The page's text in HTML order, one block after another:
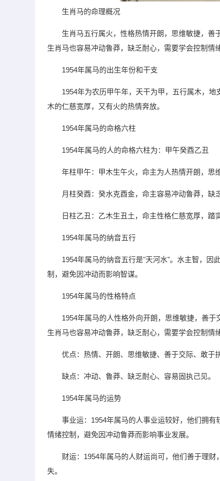
生肖马的命理概况
生肖马五行属火，性格热情开朗，思维敏捷，
生肖马也容易冲动鲁莽，缺乏耐心，需要学会控制情绪
1954年属马的出生年份和干支
1954年为农历甲午年，天干为甲，五行属木，
木的仁慈宽厚，又有火的热情奔放。
1954年属马的命格六柱
1954年属马的人的命格六柱为：甲午癸酉乙丑
年柱甲午：甲木生午火，命主为人热情开朗，思
月柱癸酉：癸水克酉金，命主容易冲动鲁莽，缺
日柱乙丑：乙木生丑土，命主性格仁慈宽厚，踏
1954年属马的纳音五行
1954年属马的纳音五行是"天河水"。水主智，因
制，避免因冲动而影响智谋。
1954年属马的性格特点
1954年属马的人性格外向开朗，思维敏捷，善
生肖马也容易冲动鲁莽，缺乏耐心，需要学会控制情绪
优点：热情、开朗、思维敏捷、善于交际、敢于
缺点：冲动、鲁莽、缺乏耐心、容易固执己见。
1954年属马的运势
事业运：1954年属马的人事业运较好，他们拥
情绪控制，避免因冲动鲁莽而影响事业发展。
财运：1954年属马的人财运尚可，他们善于理
失。